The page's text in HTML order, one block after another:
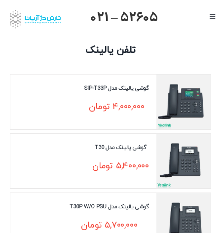
to
Toggle
میکروتیک
هایک ویژن
تیاندی
درباره ما
021 – 52605
تلفن یالینک
گوشی یالینک مدل SIP-T33P
۴,۰۰۰,۰۰۰ تومان
گوشی یالینک مدل T30
۵,۴۰۰,۰۰۰ تومان
گوشی یالینک مدل T30P W/O PSU
۵,۷۰۰,۰۰۰ تومان